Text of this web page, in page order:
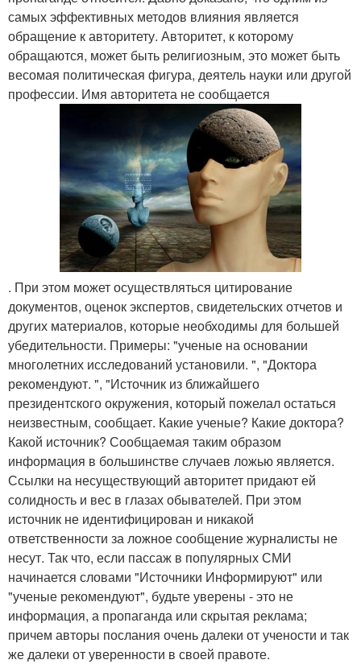
самых эффективных методов влияния является
обращение к авторитету. Авторитет, к которому
обращаются, может быть религиозным, это может быть
весомая политическая фигура, деятель науки или другой
профессии. Имя авторитета не сообщается
. При этом может осуществляться цитирование
документов, оценок экспертов, свидетельских отчетов и
других материалов, которые необходимы для большей
убедительности. Примеры: "ученые на основании
многолетних исследований установили. ", "Доктора
рекомендуют. ", "Источник из ближайшего
президентского окружения, который пожелал остаться
неизвестным, сообщает. Какие ученые? Какие доктора?
Какой источник? Сообщаемая таким образом
информация в большинстве случаев ложью является.
Ссылки на несуществующий авторитет придают ей
солидность и вес в глазах обывателей. При этом
источник не идентифицирован и никакой
ответственности за ложное сообщение журналисты не
несут. Так что, если пассаж в популярных СМИ
начинается словами "Источники Информируют" или
"ученые рекомендуют", будьте уверены - это не
информация, а пропаганда или скрытая реклама;
причем авторы послания очень далеки от учености и так
же далеки от уверенности в своей правоте.